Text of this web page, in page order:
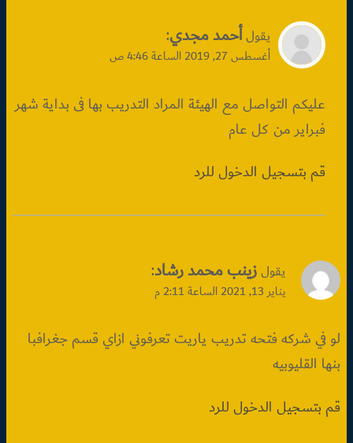
يقولأحمد مجدي:
أغسطس 27, 2019 الساعة 4:46 ص
عليكم التواصل مع الهيئة المراد التدريب بها فى بداية شهر
فبراير من كل عام
قم بتسجيل الدخول للرد
يقولزينب محمد رشاد:
يناير 13, 2021 الساعة 2:11 م
لو في شركه فتحه تدريب ياريت تعرفوني ازاي قسم جغرافبا
بنها القليوبيه
قم بتسجيل الدخول للرد